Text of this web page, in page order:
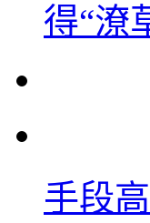
得“潦
手段